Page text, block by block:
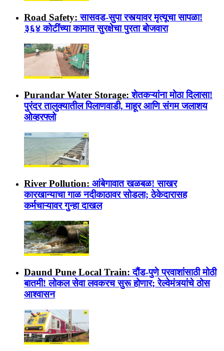
Road Safety: सासवड-सुपा रस्त्यावर मृत्यूचा सापळा!
३६४ कोटींच्या कामात सुरक्षेचा पुरता बोजवारा
Purandar Water Storage: शेतकऱ्यांना मोठा दिलासा!
पुरंदर तालुक्यातील पिलाणवाडी, माहूर आणि संगम जलाशय
ओव्हरफ्लो
River Pollution: आंबेगावात खळबळ! साखर
कारखान्याचा गाळ नदीकाठावर सोडला; ठेकेदारासह
कर्मचाऱ्यावर गुन्हा दाखल
Daund Pune Local Train: दौंड-पुणे प्रवाशांसाठी मोठी
बातमी! लोकल सेवा लवकरच सुरू होणार; रेल्वेमंत्र्यांचे ठोस
आश्वासन